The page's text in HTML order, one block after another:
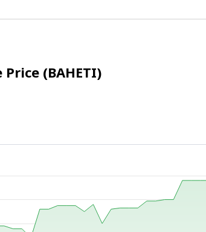
(BAHETI)